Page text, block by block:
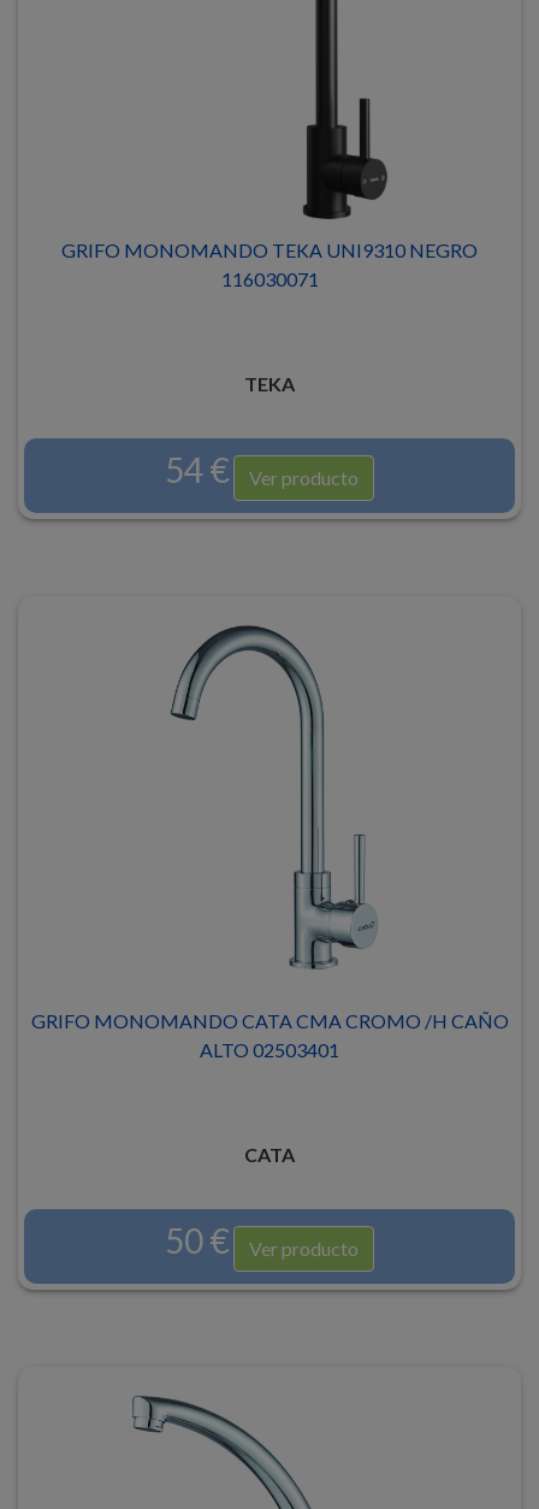
GRIFO MONOMANDO TEKA UNI9310 NEGRO
116030071
TEKA
54 € Ver producto
GRIFO MONOMANDO CATA CMA CROMO /H CAÑO
ALTO 02503401
CATA
50 € Ver producto